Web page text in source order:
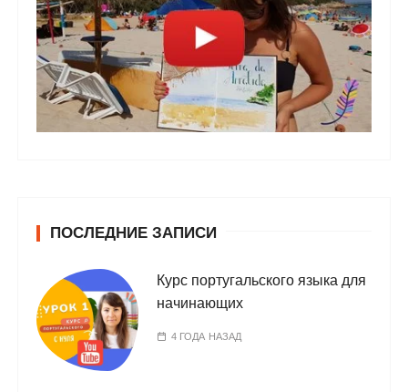
ПОСЛЕДНИЕ ЗАПИСИ
Курс португальского языка для
начинающих
4 ГОДА НАЗАД